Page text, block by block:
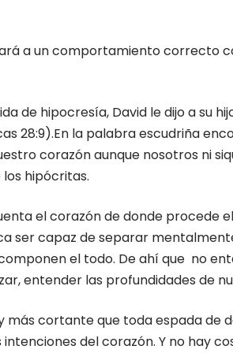
a un comportamiento correcto
de hipocresía, David le dijo a su
28:9).En la palabra escudriña
corazón aunque nosotros ni
hipócritas.
el corazón de donde procede
ser capaz de separar
el todo. De ahí que no
entender las profundidades de
más cortante que toda espada
del corazón. Y no hay